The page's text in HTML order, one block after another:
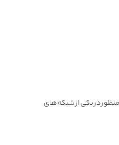
کنید (برای این منظور در یکی از شبکه های